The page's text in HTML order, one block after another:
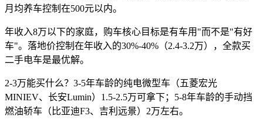
月均养车控制在500元以内。
年收入8万以下的家庭，购车核心目标是有车用"而不是"有好
车"。落地价控制在年收入的30%-40%（2.4-3.2万），全款买
二手电车是最优解。
2-3万能买什么？3-5年车龄的纯电微型车（五菱宏光
MINIEV、长安Lumin）1.5-2.5万可拿下；5-8年车龄的手动挡
燃油轿车（比亚迪F3、吉利远景）2万左右。